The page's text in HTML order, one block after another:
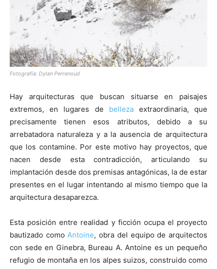
Fotografía: Dylan Perrenoud
Hay arquitecturas que buscan situarse en paisajes
extremos, en lugares de bellezaextraordinaria, que
precisamente tienen esos atributos, debido a su
arrebatadora naturaleza y a la ausencia de arquitectura
que los contamine. Por este motivo hay proyectos, que
nacen desde esta contradicción, articulando su
implantación desde dos premisas antagónicas, la de estar
presentes en el lugar intentando al mismo tiempo que la
arquitectura desaparezca.
Esta posición entre realidad y ficción ocupa el proyecto
bautizado comoAntoine, obra del equipo de arquitectos
con sede en Ginebra, Bureau A. Antoine es un pequeño
refugio de montaña en los alpes suizos, construido como